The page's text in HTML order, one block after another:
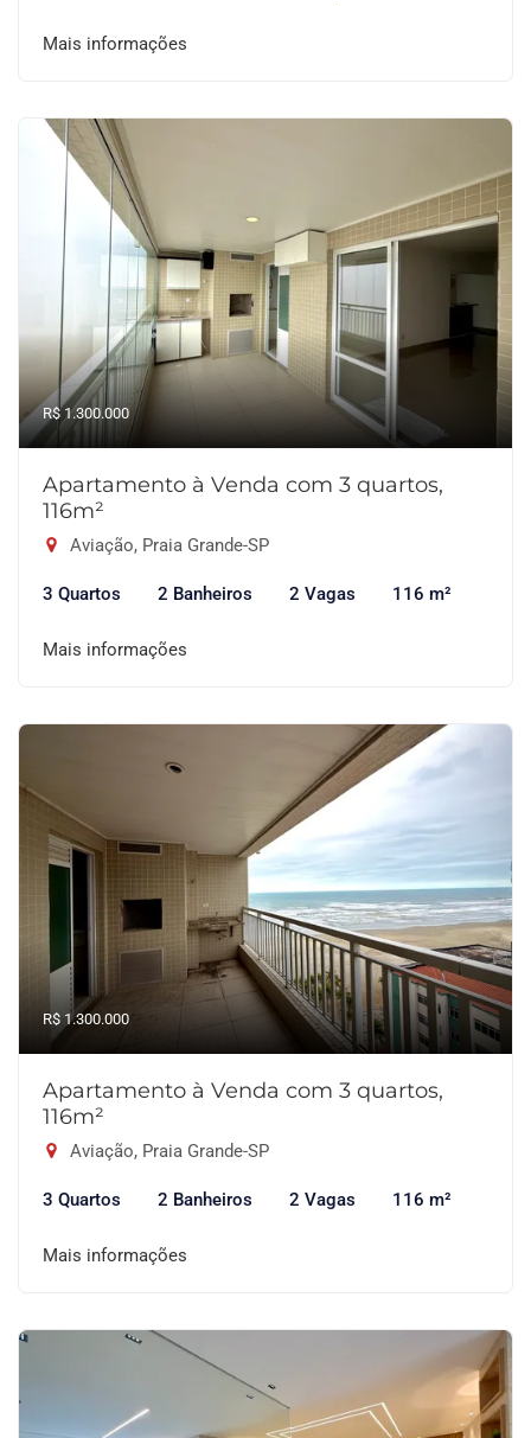
Mais informações
R$ 1.300.000
Apartamento à Venda com 3 quartos,
116m²
Aviação, Praia Grande-SP
3 Quartos 2 Banheiros 2 Vagas 116 m²
Mais informações
R$ 1.300.000
Apartamento à Venda com 3 quartos,
116m²
Aviação, Praia Grande-SP
3 Quartos 2 Banheiros 2 Vagas 116 m²
Mais informações